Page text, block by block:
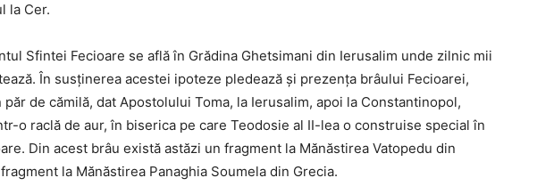
la Cer.
Sfintei Fecioare se află în Grădina Ghetsimani din Ierusalim unde zilnic mii
În susţinerea acestei ipoteze pledează şi prezenţa brâului Fecioarei,
de cămilă, dat Apostolului Toma, la Ierusalim, apoi la Constantinopol,
o raclă de aur, în biserica pe care Teodosie al II-lea o construise special în
Din acest brâu există astăzi un fragment la Mănăstirea Vatopedu din
la Mănăstirea Panaghia Soumela din Grecia.